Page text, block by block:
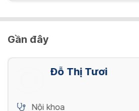
Gần đây
Đỗ Thị Tươi
Nội khoa